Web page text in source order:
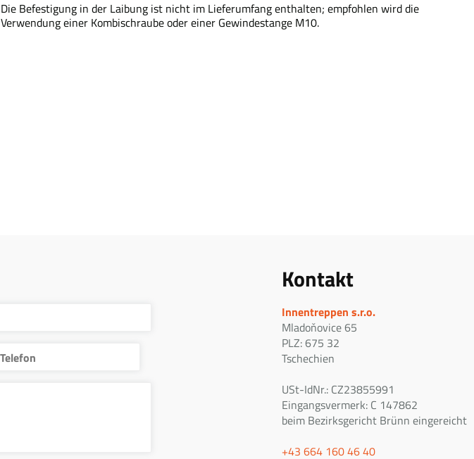
Die Befestigung in der Laibung ist nicht im Lieferumfang enthalten; empfohlen wird die
Verwendung einer Kombischraube oder einer Gewindestange M10.
Kontakt
Innentreppen s.r.o.
Mladoňovice 65
PLZ: 675 32
Tschechien
USt-IdNr.: CZ23855991
Eingangsvermerk: C 147862
beim Bezirksgericht Brünn eingereicht
+43 664 160 46 40